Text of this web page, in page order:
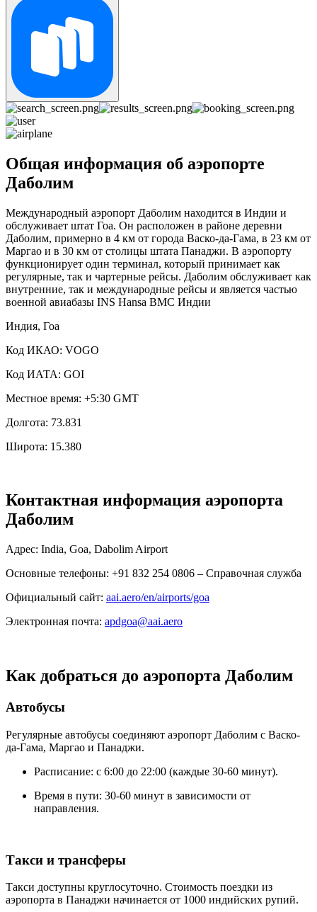
Общая информация об аэропорте
Даболим
Международный аэропорт Даболим находится в Индии и
обслуживает штат Гоа. Он расположен в районе деревни
Даболим, примерно в 4 км от города Васко-да-Гама, в 23 км от
Маргао и в 30 км от столицы штата Панаджи. В аэропорту
функционирует один терминал, который принимает как
регулярные, так и чартерные рейсы. Даболим обслуживает как
внутренние, так и международные рейсы и является частью
военной авиабазы INS Hansa ВМС Индии
Индия, Гоа
Код ИКАО: VOGO
Код ИАТА: GOI
Местное время: +5:30 GMT
Долгота: 73.831
Широта: 15.380
Контактная информация аэропорта
Даболим
Адрес: India, Goa, Dabolim Airport
Основные телефоны: +91 832 254 0806 – Справочная служба
Официальный сайт: aai.aero/en/airports/goa
Электронная почта: apdgoa@aai.aero
Как добраться до аэропорта Даболим
Автобусы
Регулярные автобусы соединяют аэропорт Даболим с Васко-
да-Гама, Маргао и Панаджи.
Расписание: с 6:00 до 22:00 (каждые 30-60 минут).
Время в пути: 30-60 минут в зависимости от
направления.
Такси и трансферы
Такси доступны круглосуточно. Стоимость поездки из
аэропорта в Панаджи начинается от 1000 индийских рупий.